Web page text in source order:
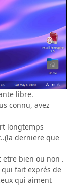
libre.
connu, avez
longtemps
derniere que
etre bien ou non .
qui fait exprés de
qui aiment